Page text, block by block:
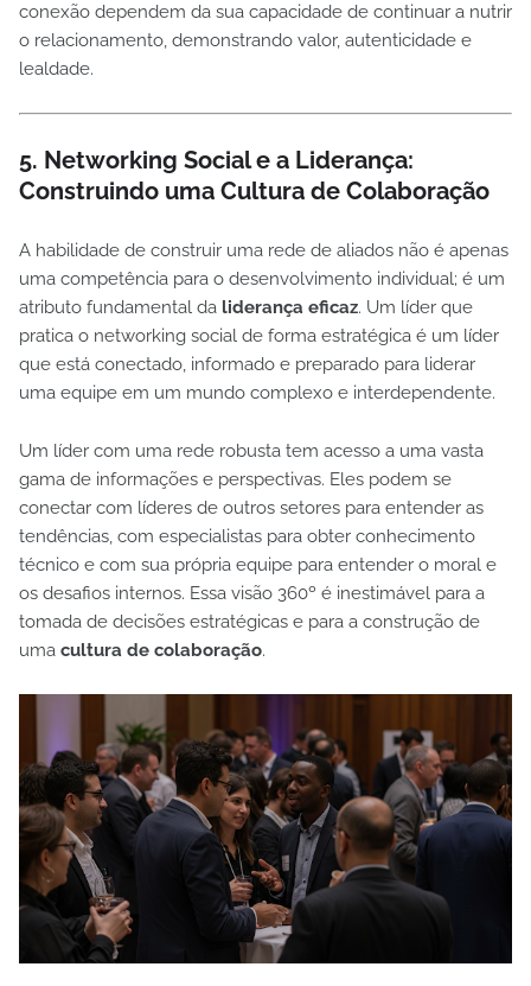
conexão dependem da sua capacidade de continuar a nutrir
o relacionamento, demonstrando valor, autenticidade e
lealdade.
5. Networking Social e a Liderança:
Construindo uma Cultura de Colaboração
A habilidade de construir uma rede de aliados não é apenas
uma competência para o desenvolvimento individual; é um
atributo fundamental da liderança eficaz. Um líder que
pratica o networking social de forma estratégica é um líder
que está conectado, informado e preparado para liderar
uma equipe em um mundo complexo e interdependente.
Um líder com uma rede robusta tem acesso a uma vasta
gama de informações e perspectivas. Eles podem se
conectar com líderes de outros setores para entender as
tendências, com especialistas para obter conhecimento
técnico e com sua própria equipe para entender o moral e
os desafios internos. Essa visão 360º é inestimável para a
tomada de decisões estratégicas e para a construção de
uma cultura de colaboração.